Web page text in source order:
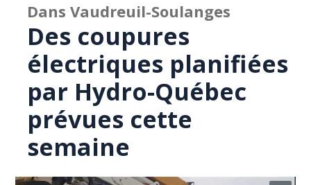
Dans Vaudreuil-Soulanges
Des coupures
électriques planifiées
par Hydro-Québec
prévues cette
semaine